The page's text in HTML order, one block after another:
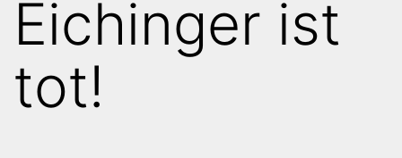
Eichinger ist
tot!